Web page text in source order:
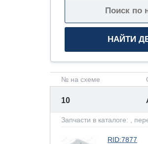
№ на схеме
10
Запчасти в каталоге: ,
RID:7877